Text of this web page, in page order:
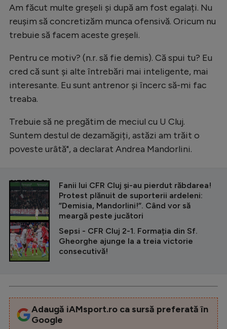
Am făcut multe greșeli și după am fost egalați. Nu
reușim să concretizăm munca ofensivă. Oricum nu
trebuie să facem aceste greșeli.
Pentru ce motiv? (n.r. să fie demis). Că spui tu? Eu
cred că sunt și alte întrebări mai inteligente, mai
interesante. Eu sunt antrenor și încerc să-mi fac
treaba.
Trebuie să ne pregătim de meciul cu U Cluj.
Suntem destul de dezamăgiți, astăzi am trăit o
poveste urâtă", a declarat Andrea Mandorlini.
CITEȘTE ȘI
Fanii lui CFR Cluj și-au pierdut răbdarea!
Protest plănuit de suporterii ardeleni:
”Demisia, Mandorlini!”. Când vor să
meargă peste jucători
Sepsi - CFR Cluj 2-1. Formația din Sf.
Gheorghe ajunge la a treia victorie
consecutivă!
Adaugă iAMsport.ro ca sursă preferată în
Google